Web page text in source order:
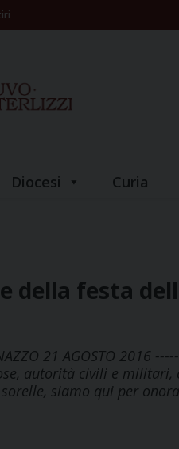
Diocesi Curia
della festa
21 AGOSTO
autorità civili e
siamo qui per